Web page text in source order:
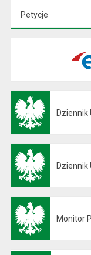
Petycje
Dziennik
Dziennik
Monitor